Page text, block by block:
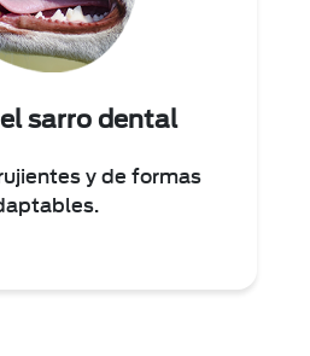
sarro dental
y de formas